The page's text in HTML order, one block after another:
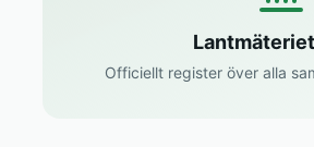
Officiellt register över alla